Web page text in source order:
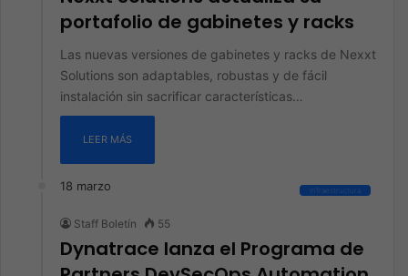
portafolio de gabinetes y racks
Las nuevas versiones de gabinetes y racks de Nexxt
Solutions son adaptables, robustas y de fácil
instalación sin sacrificar características…
LEER MÁS
18 marzo Infraestructura
Staff Boletín 55
Dynatrace lanza el Programa de